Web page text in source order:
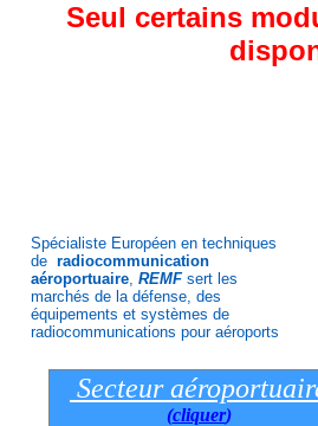
Seul certains
Spécialiste Européen en techniques
de radiocommunication
aéroportuaire, REMFsert les
marchés de la défense, des
équipements et systèmes de
radiocommunications pour aéroports
Secteur
(cliquer)